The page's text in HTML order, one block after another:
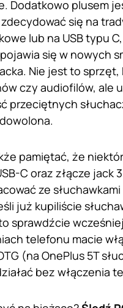
Dodatkowo plusem
się na
lub na USB typu
się w nowych
Nie jest to
czy audiofilów, ale
przeciętnych
pamiętać, że
C oraz złącze jack
ze słuchawkami
już kupiliście
sprawdźcie
telefonu macie
(na OnePlus 5T
bez włączenia